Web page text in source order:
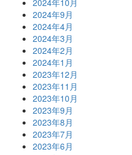
2024年10月
2024年9月
2024年4月
2024年3月
2024年2月
2024年1月
2023年12月
2023年11月
2023年10月
2023年9月
2023年8月
2023年7月
2023年6月